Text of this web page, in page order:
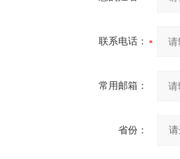
联系电话：
常用邮箱：
省份：